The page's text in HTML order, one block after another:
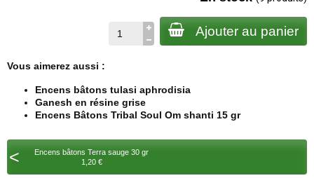
Ajouter au panier
Vous aimerez aussi :
Encens bâtons tulasi aphrodisia
Ganesh en résine grise
Encens Bâtons Tribal Soul Om shanti 15 gr
<
Encens bâtons Terra sauge 30 gr
1,20 €